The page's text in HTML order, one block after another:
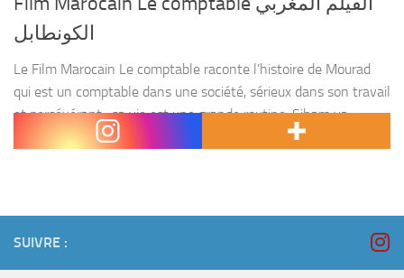
الكونطابل
Le Film Marocain Le comptable raconte l’histoire de Mourad
qui est un comptable dans une société, sérieux dans son travail
et persévérant , sa vie est une grande routine. Siham va
rejoindre la société...
SUIVRE :